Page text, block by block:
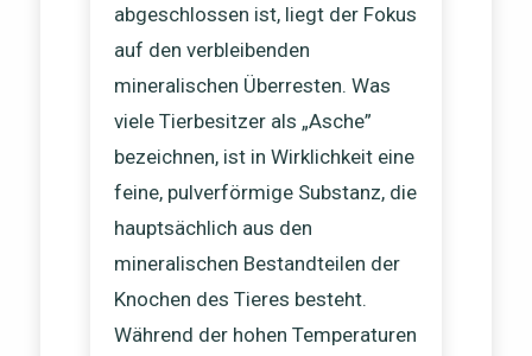
abgeschlossen ist, liegt der Fokus
auf den verbleibenden
mineralischen Überresten. Was
viele Tierbesitzer als „Asche”
bezeichnen, ist in Wirklichkeit eine
feine, pulverförmige Substanz, die
hauptsächlich aus den
mineralischen Bestandteilen der
Knochen des Tieres besteht.
Während der hohen Temperaturen